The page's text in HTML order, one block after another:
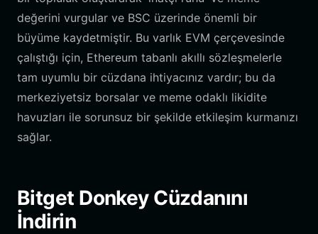
değerini vurgular ve BSC üzerinde önemli bir
büyüme kaydetmiştir. Bu varlık EVM çerçevesinde
çalıştığı için, Ethereum tabanlı akıllı sözleşmelerle
tam uyumlu bir cüzdana ihtiyacınız vardır; bu da
merkeziyetsiz borsalar ve meme odaklı likidite
havuzları ile sorunsuz bir şekilde etkileşim kurmanızı
sağlar.
Bitget Donkey Cüzdanını
İndirin